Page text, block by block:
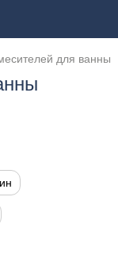
для ванны